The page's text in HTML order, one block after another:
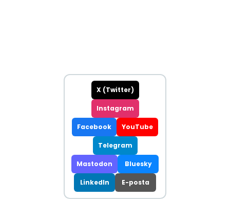
X (Twitter)
Instagram
Facebook YouTube
Telegram
Mastodon Bluesky
LinkedIn E-posta